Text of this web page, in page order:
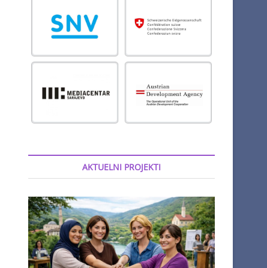
AKTUELNI PROJEKTI